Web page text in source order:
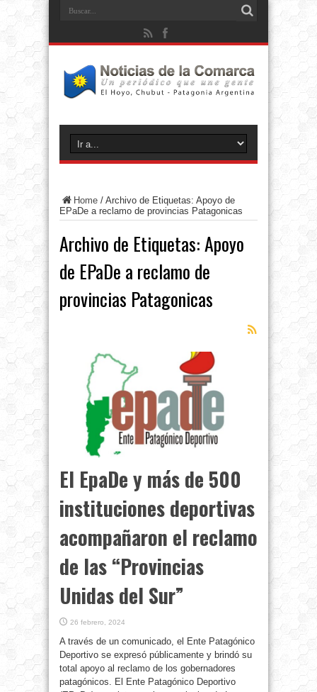
Home / Archivo de Etiquetas: Apoyo de
EPaDe a reclamo de provincias Patagonicas
Archivo de Etiquetas:Apoyo
de EPaDe a reclamo de
provincias Patagonicas
El EpaDe y más de 500
instituciones deportivas
acompañaron el reclamo
de las “Provincias
Unidas del Sur”
26 febrero, 2024
A través de un comunicado, el Ente Patagónico
Deportivo se expresó públicamente y brindó su
total apoyo al reclamo de los gobernadores
patagónicos. El Ente Patagónico Deportivo